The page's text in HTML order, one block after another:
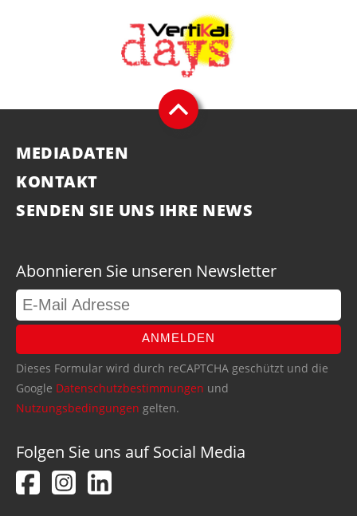
MEDIADATEN
KONTAKT
SENDEN SIE UNS IHRE NEWS
Abonnieren Sie unseren Newsletter
ANMELDEN
Dieses Formular wird durch reCAPTCHA geschützt und die
Google Datenschutzbestimmungen und
Nutzungsbedingungen gelten.
Folgen Sie uns auf Social Media